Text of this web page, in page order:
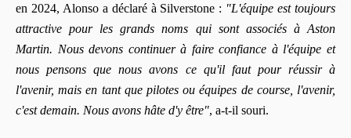
en 2024, Alonso a déclaré à Silverstone : "L'équipe est toujours
attractive pour les grands noms qui sont associés à Aston
Martin. Nous devons continuer à faire confiance à l'équipe et
nous pensons que nous avons ce qu'il faut pour réussir à
l'avenir, mais en tant que pilotes ou équipes de course, l'avenir,
c'est demain. Nous avons hâte d'y être", a-t-il souri.